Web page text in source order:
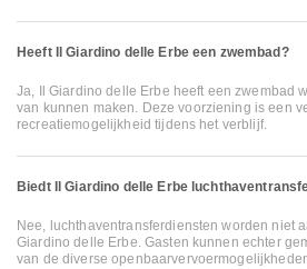
Heeft Il Giardino delle Erbe een zwembad?
Ja, Il Giardino delle Erbe heeft een zwembad
van kunnen maken. Deze voorziening is een
recreatiemogelijkheid tijdens het verblijf.
Biedt Il Giardino delle Erbe
Nee, luchthaventransferdiensten worden niet
Giardino delle Erbe. Gasten kunnen echter
van de diverse